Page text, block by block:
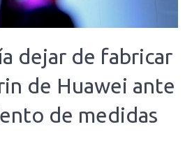
dejar de fabricar
de Huawei ante
de medidas